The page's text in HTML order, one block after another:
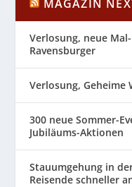
MAGAZIN
Verlosung, neue
Ravensburger
Verlosung, Geheime
300 neue Sommer-
Jubiläums-Aktionen
Stauumgehung in
Reisende schneller